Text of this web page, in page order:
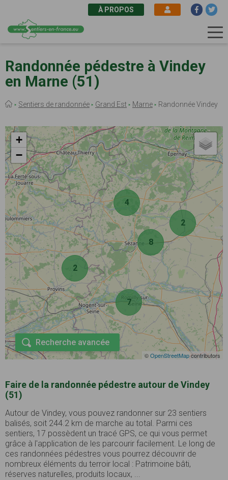
au
contenu
principal
À PROPOS
Randonnée pédestre à Vindey
en Marne (51)
Fil
Sentiers de randonnée Grand Est Marne Randonnée Vindey
2
4
2
7
8
+
−
©OpenStreetMapcontributors
Recherche avancée
Faire de la randonnée pédestre autour de Vindey
(51)
Autour de Vindey, vous pouvez randonner sur 23 sentiers
balisés, soit 244.2 km de marche au total. Parmi ces
sentiers, 17 possèdent un tracé GPS, ce qui vous permet
grâce à l'application de les parcourir facilement. Le long de
ces randonnées pédestres vous pourrez découvrir de
nombreux éléments du terroir local : Patrimoine bâti,
réserves naturelles, produits locaux, ...